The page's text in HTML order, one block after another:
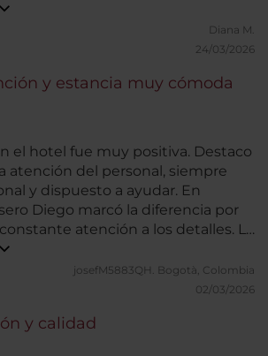
Diana M.
24/03/2026
y estancia muy cómoda
el hotel fue muy positiva. Destaco
atención del personal, siempre
y dispuesto a ayudar. En
Diego marcó la diferencia por
atención a los detalles. La
y tranquila, lo que permitió
Las instalaciones están bien
ubicación es muy conveniente.
de algunos detalles en zonas
alcanzar la excelencia absoluta.
josefM5883QH. Bogotà, Colombia
02/03/2026
y calidad